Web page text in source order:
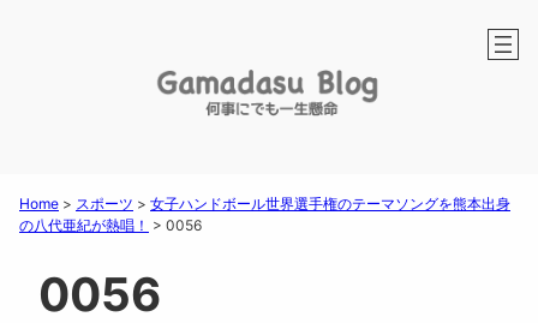
Home > スポーツ > 女子ハンドボール世界選手権のテーマソングを熊本出身
の八代亜紀が熱唱！ > 0056
0056